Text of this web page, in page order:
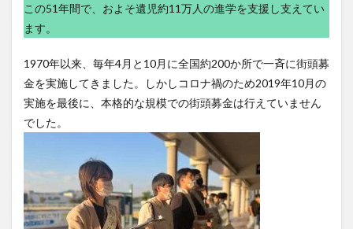
この51年間で、およそ遺児約11万人の進学を支援し支えてい
ます。
1970年以来、毎年4月と10月に全国約200か所で一斉に街頭募
金を実施してきました。しかしコロナ禍のため2019年10月の
実施を最後に、本格的な規模での街頭募金は行えていません
でした。